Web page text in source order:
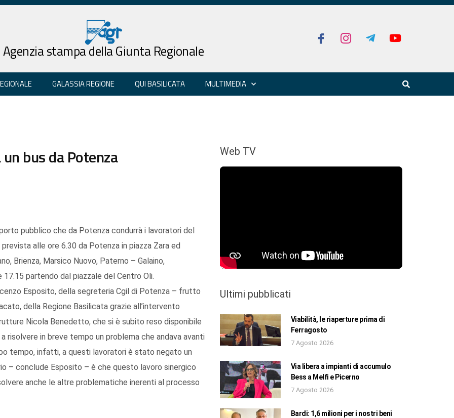
Agenzia stampa della Giunta Regionale
GALASSIA REGIONE QUI BASILICATA MULTIMEDIA
bus da Potenza
pubblico che da Potenza condurrà i lavoratori del
alle ore 6.30 da Potenza in piazza Zara ed
Brienza, Marsico Nuovo, Paterno – Galaino,
partendo dal piazzale del Centro Oli.
Esposito, della segreteria Cgil di Potenza – frutto
della Regione Basilicata grazie all’intervento
Nicola Benedetto, che si è subito reso disponibile
risolvere in breve tempo un problema che andava avanti
tempo, infatti, a questi lavoratori è stato negato un
– conclude Esposito – è che questo lavoro sinergico
anche le altre problematiche inerenti al processo
Web TV
Ultimi pubblicati
Viabilità, le riaperture prima di
Ferragosto
7 Agosto 2026
Via libera a impianti di accumulo
Bess a Melfi e Picerno
7 Agosto 2026
Bardi: 1,6 milioni per i nostri beni